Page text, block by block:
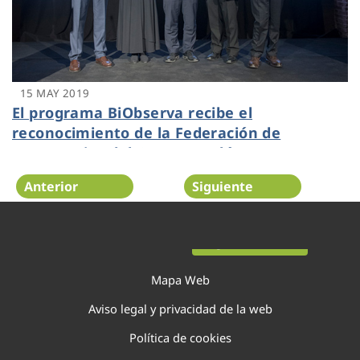
15 MAY 2019
El programa BiObserva recibe el
reconocimiento de la Federación de
Empresarios del Gran Penedés
Anterior Siguiente
Mapa Web
Aviso legal y privacidad de la web
Política de cookies